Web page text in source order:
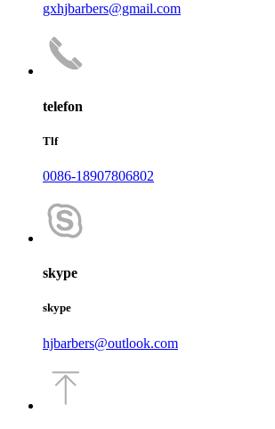
gxhjbarbers@gmail.com
telefon
Tlf
0086-18907806802
skype
skype
hjbarbers@outlook.com